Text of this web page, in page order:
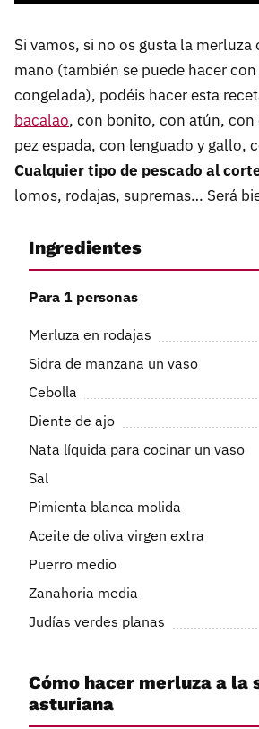
Si vamos, si no os gusta la merluza
mano (también se puede hacer
congelada), podéis hacer esta
bacalao, con bonito, con atún, con
pez espada, con lenguado y gallo,
Cualquier tipo de pescado al
lomos, rodajas, supremas… Será
Ingredientes
Para 1 personas
Merluza en rodajas
Sidra de manzana un vaso
Cebolla
Diente de ajo
Nata líquida para cocinar un vaso
Sal
Pimienta blanca molida
Aceite de oliva virgen extra
Puerro medio
Zanahoria media
Judías verdes planas
Cómo hacer merluza a la
asturiana